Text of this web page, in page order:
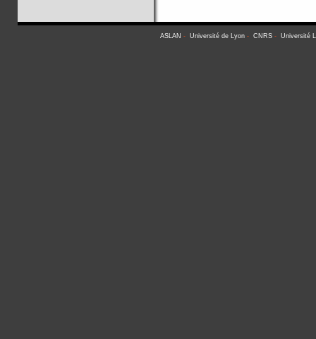
ASLAN - Université de Lyon- CNRS- Université